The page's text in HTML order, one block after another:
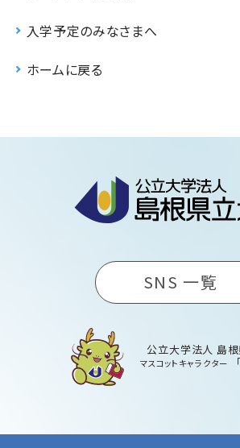
入学予定のみなさまへ
ホームに戻る
SNS 一覧
公立大学法人 島
マスコットキャラクター